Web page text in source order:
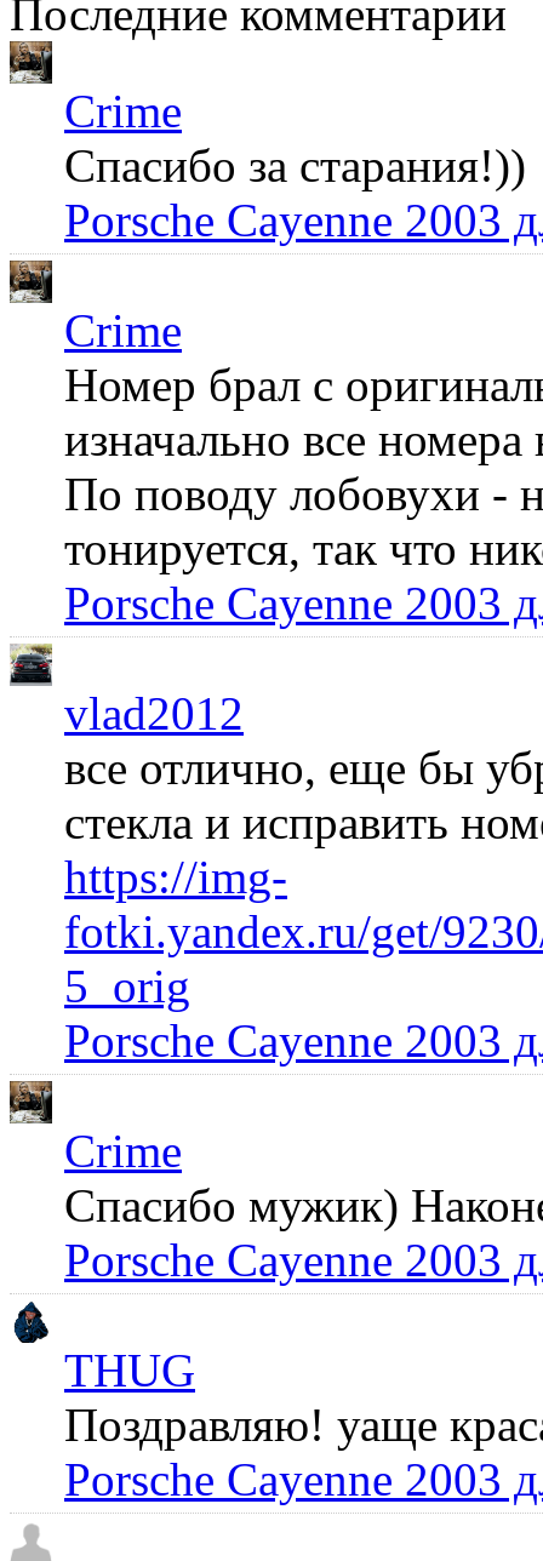
Последние комментарии
Crime
Спасибо за старания!))
Porsche Cayenne 2003
Crime
Номер брал с
изначально все
По поводу лобовухи -
тонируется, так что
Porsche Cayenne 2003
vlad2012
все отлично, еще бы
стекла и исправить
https://img-
fotki.yandex.ru/get/
5_orig
Porsche Cayenne 2003
Crime
Спасибо мужик)
Porsche Cayenne 2003
THUG
Поздравляю! уаще
Porsche Cayenne 2003